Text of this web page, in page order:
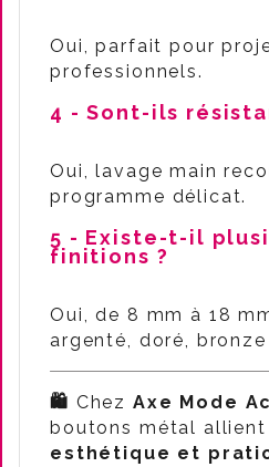
Oui, parfait pour
professionnels.
4 - Sont-ils
Oui, lavage main
programme délicat.
5 - Existe-t-il
finitions ?
Oui, de 8 mm à 18
argenté, doré,
🛍️ Chez Axe Mode
boutons métal allient
esthétique et